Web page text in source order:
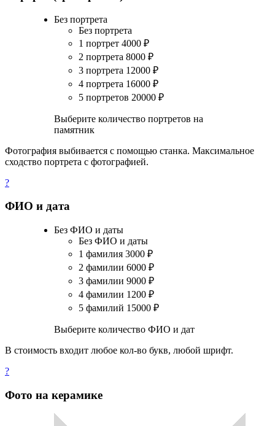
Без портрета
Без портрета
1 портрет 4000 ₽
2 портрета 8000 ₽
3 портрета 12000 ₽
4 портрета 16000 ₽
5 портретов 20000 ₽
Выберите количество портретов на
памятник
Фотография выбивается с помощью станка. Максимальное
сходство портрета с фотографией.
?
ФИО и дата
Без ФИО и даты
Без ФИО и даты
1 фамилия 3000 ₽
2 фамилии 6000 ₽
3 фамилии 9000 ₽
4 фамилии 1200 ₽
5 фамилий 15000 ₽
Выберите количество ФИО и дат
В стоимость входит любое кол-во букв, любой шрифт.
?
Фото на керамике